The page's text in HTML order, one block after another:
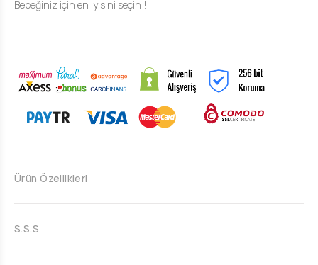
Bebeğiniz için en iyisini seçin !
Ürün Özellikleri
S.S.S